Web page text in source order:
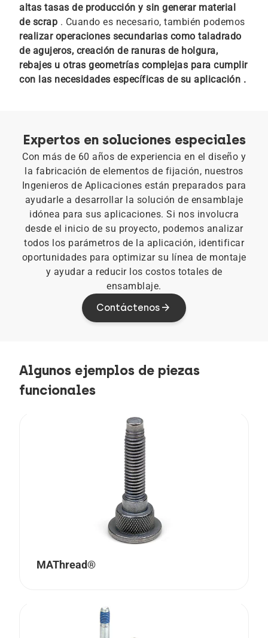
altas tasas de producción y sin generar material
de scrap . Cuando es necesario, también podemos
realizar operaciones secundarias como taladrado
de agujeros, creación de ranuras de holgura,
rebajes u otras geometrías complejas para cumplir
con las necesidades específicas de su aplicación .
Expertos en soluciones especiales
Con más de 60 años de experiencia en el diseño y
la fabricación de elementos de fijación, nuestros
Ingenieros de Aplicaciones están preparados para
ayudarle a desarrollar la solución de ensamblaje
idónea para sus aplicaciones. Si nos involucra
desde el inicio de su proyecto, podemos analizar
todos los parámetros de la aplicación, identificar
oportunidades para optimizar su línea de montaje
y ayudar a reducir los costos totales de
ensamblaje.
Contáctenos
Algunos ejemplos de piezas
funcionales
MAThread®